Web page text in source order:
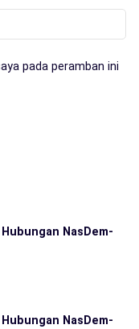
pada peramban ini
NasDem-
NasDem-